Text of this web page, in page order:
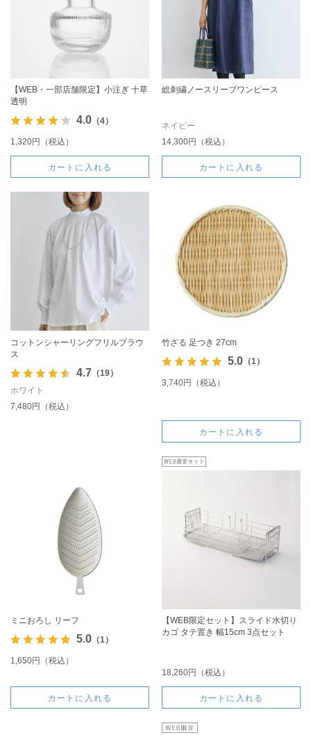
【WEB・一部店舗限定】小注ぎ 十草
透明
4.0（4）
1,320円（税込）
カートに入れる
総刺繍ノースリーブワンピース
ネイビー
14,300円（税込）
カートに入れる
コットンシャーリングフリルブラウ
ス
4.7 （19）
ホワイト
7,480円（税込）
竹ざる 足つき 27cm
5.0（1）
3,740円（税込）
カートに入れる
ミニおろし リーフ
5.0（1）
1,650円（税込）
カートに入れる
【WEB限定セット】スライド水切り
カゴ タテ置き 幅15cm 3点セット
18,260円（税込）
カートに入れる